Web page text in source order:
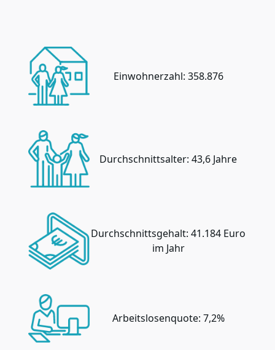
Einwohnerzahl: 358.876
Durchschnittsalter: 43,6 Jahre
Durchschnittsgehalt: 41.184 Euro
im Jahr
Arbeitslosenquote: 7,2%